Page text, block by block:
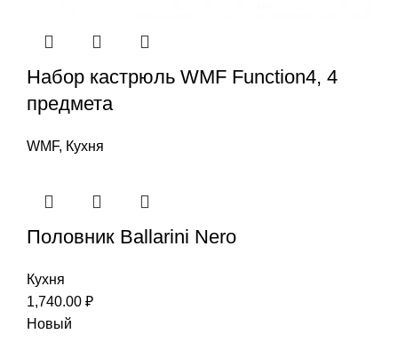
Набор кастрюль WMF Function4, 4
предмета
WMF, Кухня
Половник Ballarini Nero
Кухня
1,740.00 ₽
Новый